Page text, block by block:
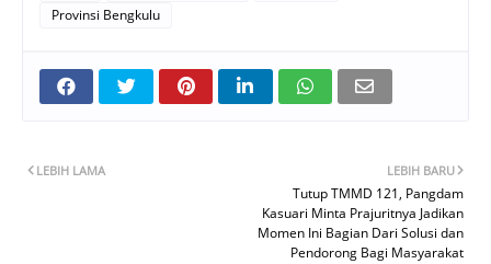
Provinsi Bengkulu
LEBIH BARU
Tutup TMMD 121, Pangdam
Kasuari Minta Prajuritnya Jadikan
Momen Ini Bagian Dari Solusi dan
Pendorong Bagi Masyarakat
LEBIH LAMA